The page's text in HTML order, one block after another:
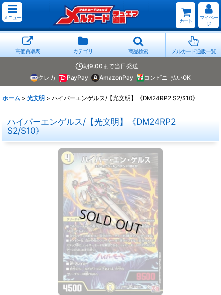
メニュー
カート
マイペー
ジ
高価買取表 カテゴリ 商品検索 メルカード通販一覧
朝9:00まで当日発送
クレカ
PayPay AmazonPay コンビニ 払いOK
ホーム > 光文明 > ハイパーエンゲルス/【光文明】《DM24RP2 S2/S10》
ハイパーエンゲルス/【光文明】《DM24RP2
S2/S10》